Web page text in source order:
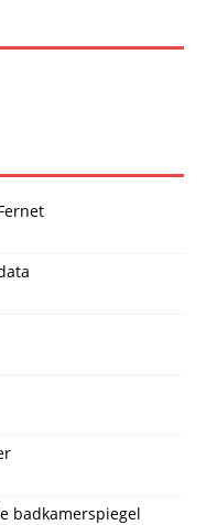
badkamerspiegel